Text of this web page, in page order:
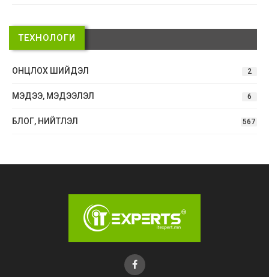
ТЕХНОЛОГИ
ОНЦЛОХ ШИЙДЭЛ 2
МЭДЭЭ, МЭДЭЭЛЭЛ 6
БЛОГ, НИЙТЛЭЛ 567